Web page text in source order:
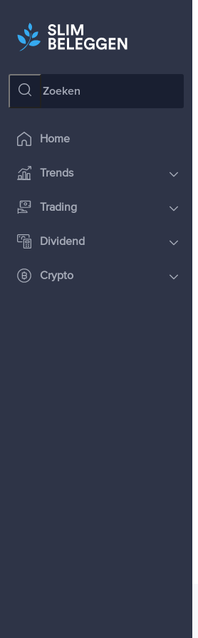
Home
Trends
Trading
Dividend
Crypto